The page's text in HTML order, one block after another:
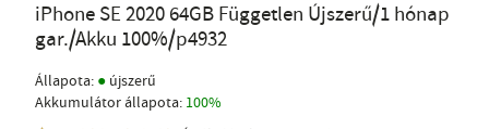
iPhone SE 2020 64GB Független Újszerű/1 hónap
gar./Akku 100%/p4932
Állapota: ● újszerű
Akkumulátor állapota: 100%